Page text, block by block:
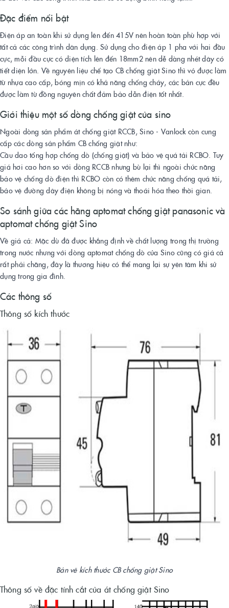
Đặc điểm nổi bật
Điện áp an toàn khi sử dụng lên đến 415V nên hoàn toàn phù hợp với
tất cả các công trình dân dụng. Sử dụng cho điện áp 1 pha với hai đầu
cực, mỗi đầu cực có diện tích lên đến 18mm2 nên dễ dàng nhét dây có
tiết diện lớn. Về nguyên liệu chế tạo CB chống giật Sino thì vỏ được làm
từ nhựa cao cấp, bóng mịn có khả năng chống cháy, các bản cực đều
được làm từ đồng nguyên chất đảm bảo dẫn điện tốt nhất.
Giới thiệu một số dòng chống giật của sino
Ngoài dòng sản phẩm át chống giật RCCB, Sino - Vanlock còn cung
cấp các dòng sản phẩm CB chống giật như:
Cầu dao tổng hợp chống dò (chống giật) và bảo vệ quá tải RCBO. Tuy
giá hơi cao hơn so với dòng RCCB nhưng bù lại thì ngoài chức năng
bảo vệ chống dò điện thì RCBO còn có thêm chức năng chống quá tải,
bảo vệ đường dây điện không bị nóng và thoái hóa theo thời gian.
So sánh giữa các hãng aptomat chống giật panasonic và
aptomat chống giật Sino
Về giá cả: Mặc dù đã được khẳng định về chất lượng trong thị trường
trong nước nhưng với dòng aptomat chống dò của Sino cũng có giá cả
rất phải chăng, đây là thương hiệu có thể mang lại sự yên tâm khi sử
dụng trong gia đình.
Các thông số
Thông số kích thước
Bản vẽ kích thước CB chống giật Sino
Thông số về đặc tính cắt của át chống giật Sino